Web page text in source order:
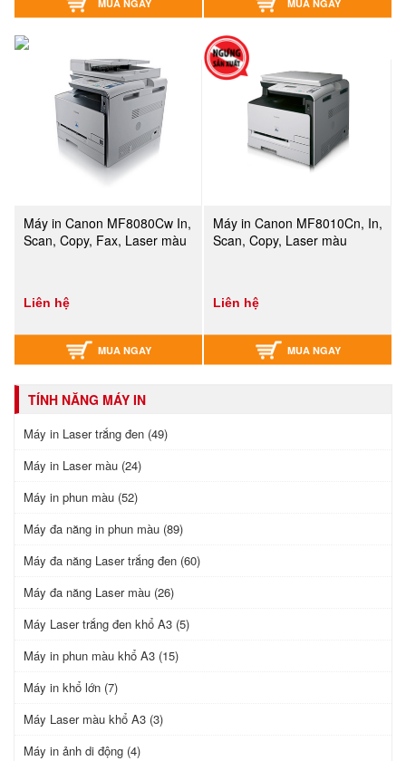
MUA NGAY MUA NGAY
Máy in Canon MF8080Cw In,
Scan, Copy, Fax, Laser màu
Liên hệ
MUA NGAY
Máy in Canon MF8010Cn, In,
Scan, Copy, Laser màu
Liên hệ
MUA NGAY
TÍNH NĂNG MÁY IN
Máy in Laser trắng đen (49)
Máy in Laser màu (24)
Máy in phun màu (52)
Máy đa năng in phun màu (89)
Máy đa năng Laser trắng đen (60)
Máy đa năng Laser màu (26)
Máy Laser trắng đen khổ A3 (5)
Máy in phun màu khổ A3 (15)
Máy in khổ lớn (7)
Máy Laser màu khổ A3 (3)
Máy in ảnh di động (4)